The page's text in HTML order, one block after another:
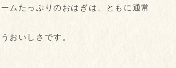
ムたっぷりのおはぎは、ともに通常
おいしさです。